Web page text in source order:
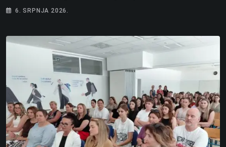
6. SRPNJA 2026.